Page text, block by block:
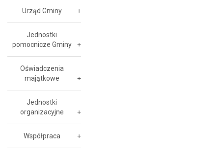
Urząd Gminy
Jednostki
pomocnicze Gminy
Oświadczenia
majątkowe
Jednostki
organizacyjne
Współpraca